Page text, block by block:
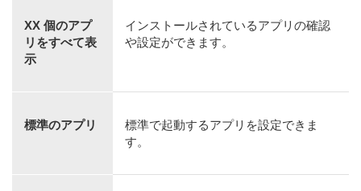
XX 個のアプ
リをすべて表
示
インストールされているアプリの確認
や設定ができます。
標準のアプリ
標準で起動するアプリを設定できま
す。